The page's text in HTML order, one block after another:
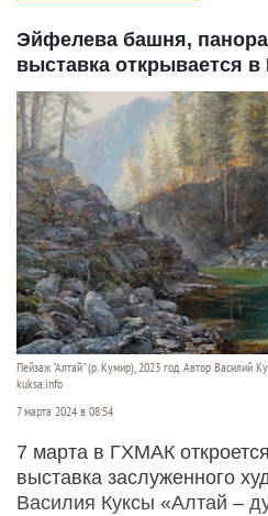
Эйфелева башня,
выставка открывается
Пейзаж "Алтай" (р. Кумир), 2023 год. Автор Василий
kuksa.info
7 марта 2024 в 08:54
7 марта в ГХМАК
выставка заслуженного
Василия Куксы «Алтай –